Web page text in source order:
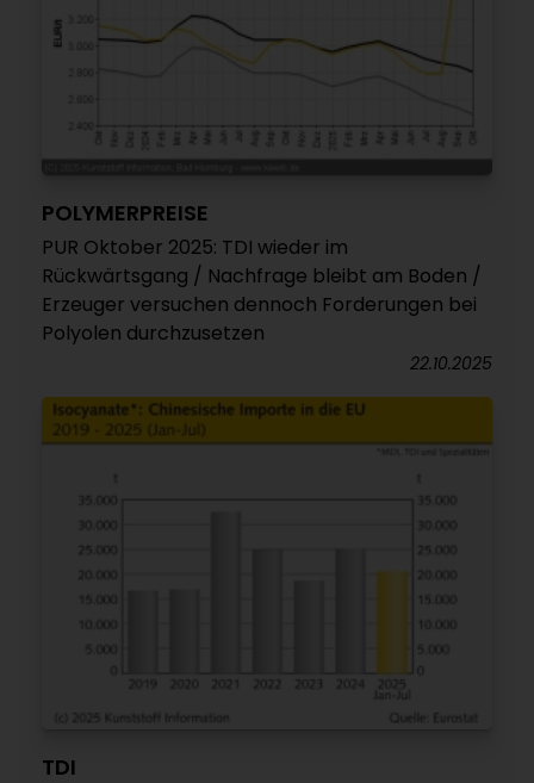
POLYMERPREISE
PUR Oktober 2025: TDI wieder im
Rückwärtsgang / Nachfrage bleibt am Boden /
Erzeuger versuchen dennoch Forderungen bei
Polyolen durchzusetzen
22.10.2025
TDI